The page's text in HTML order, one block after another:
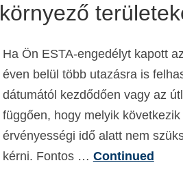
környező
Ha Ön ESTA-engedélyt kapott
éven belül több utazásra is
dátumától kezdődően vagy az
függően, hogy melyik
érvényességi idő alatt nem
kérni. Fontos … Continued